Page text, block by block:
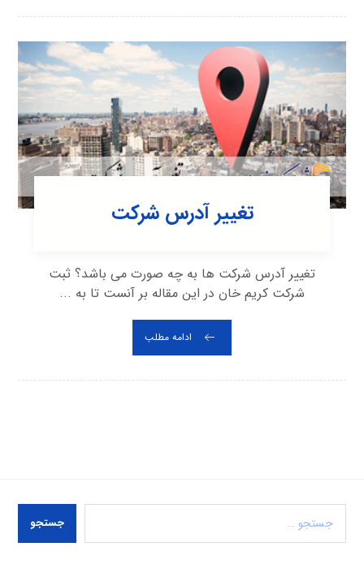
تغییر آدرس شرکت
تغییر آدرس شرکت ها به چه صورت می باشد؟ ثبت
شرکت کریم خان در این مقاله بر آنست تا به ...
ادامه مطلب
جستجو